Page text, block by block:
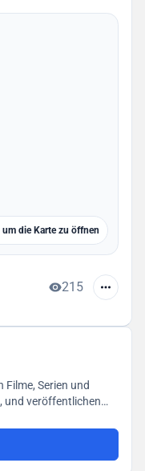
um die Karte zu öffnen
215
Filme, Serien und
und veröffentlichen
zugänglichen